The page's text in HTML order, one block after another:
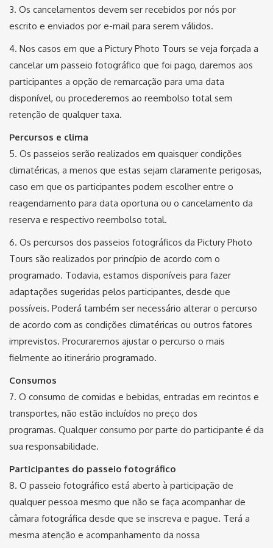
3. Os cancelamentos devem ser recebidos por nós por
escrito e enviados por e-mail para serem válidos.
4. Nos casos em que a Pictury Photo Tours se veja forçada a
cancelar um passeio fotográfico que foi pago, daremos aos
participantes a opção de remarcação para uma data
disponível, ou procederemos ao reembolso total sem
retenção de qualquer taxa.
Percursos e clima
5. Os passeios serão realizados em quaisquer condições
climatéricas, a menos que estas sejam claramente perigosas,
caso em que os participantes podem escolher entre o
reagendamento para data oportuna ou o cancelamento da
reserva e respectivo reembolso total.
6. Os percursos dos passeios fotográficos da Pictury Photo
Tours são realizados por princípio de acordo com o
programado. Todavia, estamos disponíveis para fazer
adaptações sugeridas pelos participantes, desde que
possíveis. Poderá também ser necessário alterar o percurso
de acordo com as condições climatéricas ou outros fatores
imprevistos. Procuraremos ajustar o percurso o mais
fielmente ao itinerário programado.
Consumos
7. O consumo de comidas e bebidas, entradas em recintos e
transportes, não estão incluídos no preço dos
programas. Qualquer consumo por parte do participante é da
sua responsabilidade.
Participantes do passeio fotográfico
8. O passeio fotográfico está aberto à participação de
qualquer pessoa mesmo que não se faça acompanhar de
câmara fotográfica desde que se inscreva e pague. Terá a
mesma atenção e acompanhamento da nossa